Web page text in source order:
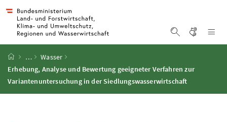
Suche
Startseite
…
Wasser
Erhebung, Analyse und Bewertung geeigneter Verfahren zur
Variantenuntersuchung in der Siedlungswasserwirtschaft